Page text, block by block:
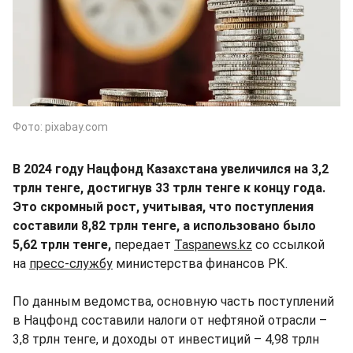
Фото: pixabay.com
В 2024 году Нацфонд Казахстана увеличился на 3,2
трлн тенге, достигнув 33 трлн тенге к концу года.
Это скромный рост, учитывая, что поступления
составили 8,82 трлн тенге, а использовано было
5,62 трлн тенге, передает Taspanews.kz со ссылкой
на пресс-службу министерства финансов РК.
По данным ведомства, основную часть поступлений
в Нацфонд составили налоги от нефтяной отрасли –
3,8 трлн тенге, и доходы от инвестиций – 4,98 трлн